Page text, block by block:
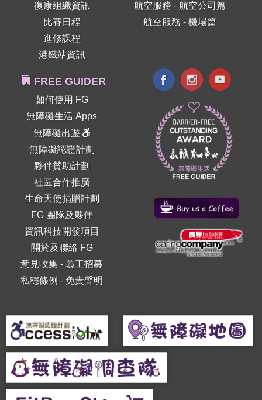
復康組織資訊
比賽日程
進修課程
港鐵站資訊
航空服務 - 航空公司篇
航空服務 - 機場篇
FREE GUIDER
如何使用 FG
無障礙生活 Apps
無障礙出遊
無障礙認證計劃
夥伴贊助計劃
社區合作推廣
生命天使捐贈計劃
FG 團隊及夥伴
資訊科技開發項目
關於及聯絡 FG
意見收集 -義工招募
私穩條例 - 免責聲明